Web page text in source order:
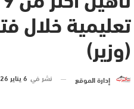
(وزير)
إدارة الموقع نشر في 6 يناير 2026 الساعة 19 و 05 دقيقة